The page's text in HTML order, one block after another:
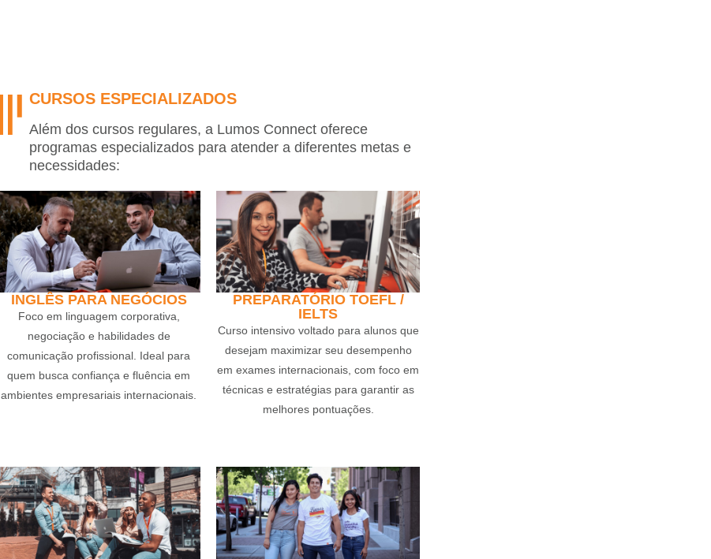
CURSOS ESPECIALIZADOS
Além dos cursos regulares, a Lumos Connect oferece
programas especializados para atender a diferentes metas e
necessidades:
INGLÊS PARA NEGÓCIOS
Foco em linguagem corporativa,
negociação e habilidades de
comunicação profissional. Ideal para
quem busca confiança e fluência em
ambientes empresariais internacionais.
PREPARATÓRIO TOEFL /
IELTS
Curso intensivo voltado para alunos que
desejam maximizar seu desempenho
em exames internacionais, com foco em
técnicas e estratégias para garantir as
melhores pontuações.